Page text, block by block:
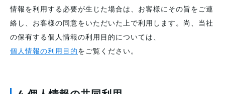
情報を利用する必要が生じた場合は、お客様にその旨をご連
絡し、お客様の同意をいただいた上で利用します。尚、当社
の保有する個人情報の利用目的については、
個人情報の利用目的 をご覧ください。